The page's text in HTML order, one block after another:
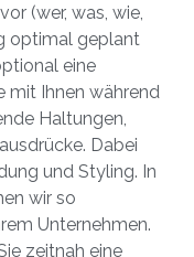
(wer, was, wie,
optimal geplant
eine
mit Ihnen während
Haltungen,
Dabei
und Styling. In
wir so
Unternehmen.
zeitnah eine